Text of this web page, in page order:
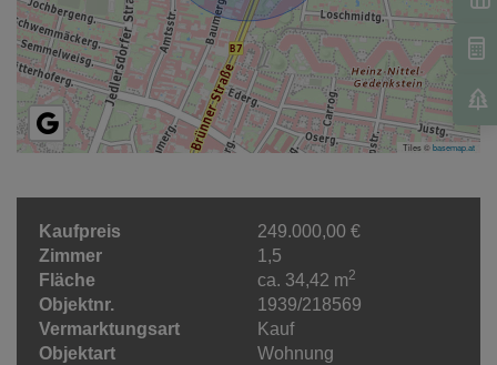
Tiles ©basemap.at
Kaufpreis
249.000,00 €
Zimmer
1,5
Fläche
ca. 34,42 m2
Objektnr.
1939/218569
Vermarktungsart
Kauf
Objektart
Wohnung